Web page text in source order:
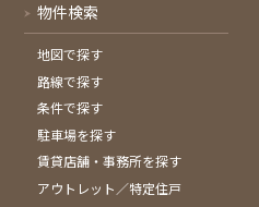
物件検索
地図で探す
路線で探す
条件で探す
駐車場を探す
賃貸店舗・事務所を探す
アウトレット／特定住戸